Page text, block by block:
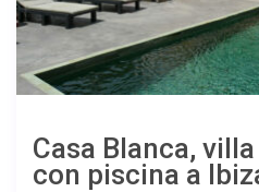
Casa Blanca,
con piscina a